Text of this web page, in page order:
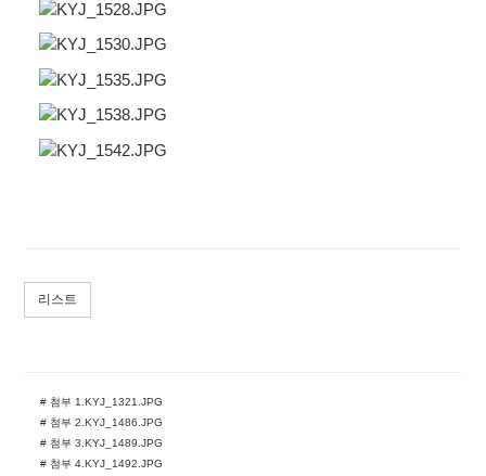
리스트
# 첨부 1.KYJ_1321.JPG
# 첨부 2.KYJ_1486.JPG
# 첨부 3.KYJ_1489.JPG
# 첨부 4.KYJ_1492.JPG